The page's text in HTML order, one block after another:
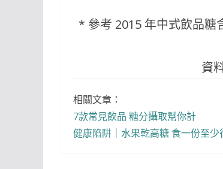
* 參考 2015 年中式飲品糖
資
相關文章：
7款常見飲品 糖分攝取幫你計
健康陷阱｜水果乾高糖 食一份至